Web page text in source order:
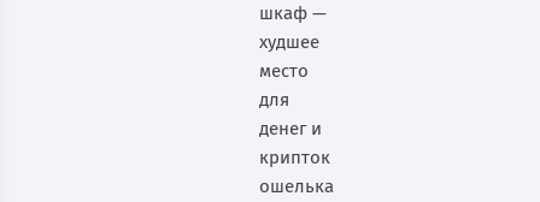
шкаф —
худшее
место
для
денег и
крипток
ошелька